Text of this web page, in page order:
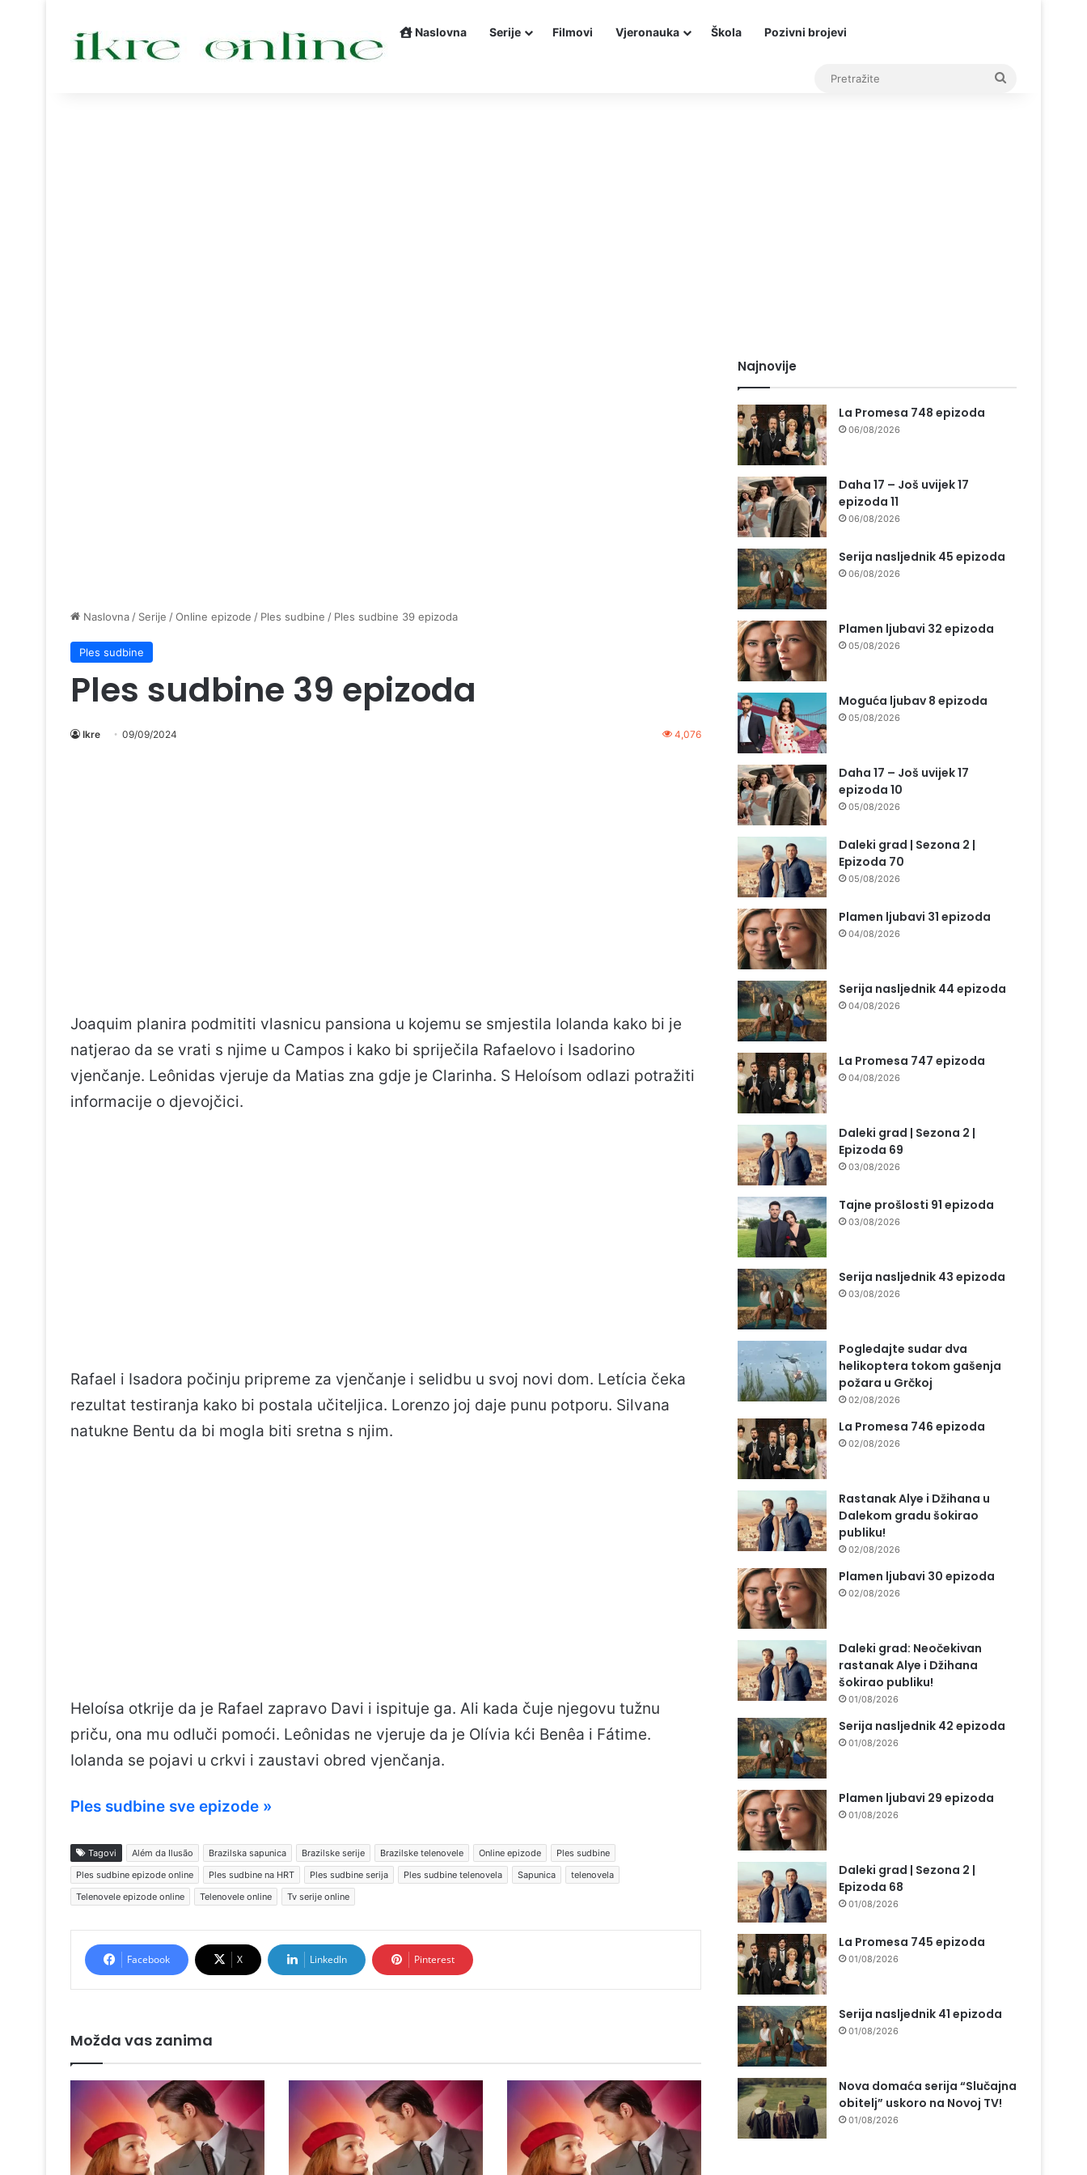
Naslovna Serije Filmovi Vjeronauka Škola Pozivni brojevi
Naslovna / Serije /Online epizode / Ples sudbine / Ples sudbine 39 epizoda
Ples sudbine
Ples sudbine 39 epizoda
Ikre 09/09/2024 4,076
Joaquim planira podmititi vlasnicu pansiona u kojemu se smjestila Iolanda kako bi je
natjerao da se vrati s njime u Campos i kako bi spriječila Rafaelovo i Isadorino
vjenčanje. Leônidas vjeruje da Matias zna gdje je Clarinha. S Heloísom odlazi potražiti
informacije o djevojčici.
Rafael i Isadora počinju pripreme za vjenčanje i selidbu u svoj novi dom. Letícia čeka
rezultat testiranja kako bi postala učiteljica. Lorenzo joj daje punu potporu. Silvana
natukne Bentu da bi mogla biti sretna s njim.
Heloísa otkrije da je Rafael zapravo Davi i ispituje ga. Ali kada čuje njegovu tužnu
priču, ona mu odluči pomoći. Leônidas ne vjeruje da je Olívia kći Benêa i Fátime.
Iolanda se pojavi u crkvi i zaustavi obred vjenčanja.
Ples sudbine sve epizode »
Tagovi Além da Ilusão Brazilska sapunica Brazilske serije Brazilske telenovele Online epizode
Ples sudbine
Ples sudbine epizode online
Ples sudbine na HRT Ples sudbine serija Ples sudbine telenovela Sapunica
telenovela
Telenovele epizode online
Telenovele online Tv serije online
Facebook X LinkedIn Pinterest
Možda vas zanima
Najnovije
La Promesa 748 epizoda
06/08/2026
Daha 17 – Još uvijek 17
epizoda 11
06/08/2026
Serija nasljednik 45 epizoda
06/08/2026
Plamen ljubavi 32 epizoda
05/08/2026
Moguća ljubav 8 epizoda
05/08/2026
Daha 17 – Još uvijek 17
epizoda 10
05/08/2026
Daleki grad | Sezona 2 |
Epizoda 70
05/08/2026
Plamen ljubavi 31 epizoda
04/08/2026
Serija nasljednik 44 epizoda
04/08/2026
La Promesa 747 epizoda
04/08/2026
Daleki grad | Sezona 2 |
Epizoda 69
03/08/2026
Tajne prošlosti 91 epizoda
03/08/2026
Serija nasljednik 43 epizoda
03/08/2026
Pogledajte sudar dva
helikoptera tokom gašenja
požara u Grčkoj
02/08/2026
La Promesa 746 epizoda
02/08/2026
Rastanak Alye i Džihana u
Dalekom gradu šokirao
publiku!
02/08/2026
Plamen ljubavi 30 epizoda
02/08/2026
Daleki grad: Neočekivan
rastanak Alye i Džihana
šokirao publiku!
01/08/2026
Serija nasljednik 42 epizoda
01/08/2026
Plamen ljubavi 29 epizoda
01/08/2026
Daleki grad | Sezona 2 |
Epizoda 68
01/08/2026
La Promesa 745 epizoda
01/08/2026
Serija nasljednik 41 epizoda
01/08/2026
Nova domaća serija “Slučajna
obitelj” uskoro na Novoj TV!
01/08/2026